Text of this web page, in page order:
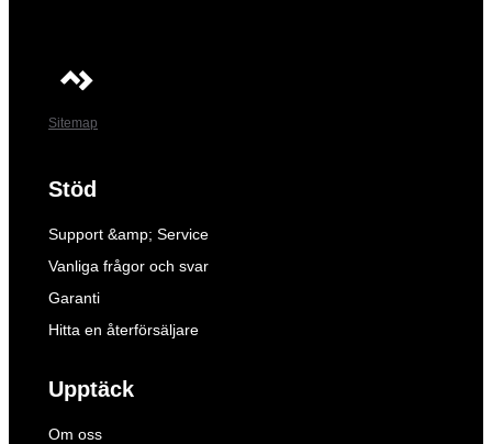
Sitemap
Stöd
Support &amp; Service
Vanliga frågor och svar
Garanti
Hitta en återförsäljare
Upptäck
Om oss